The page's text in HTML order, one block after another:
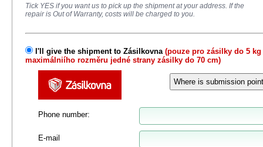
Tick ​​YES if you want us to pick up the shipment at your address. If the
repair is Out of Warranty, costs will be charged to you.
I'll give the shipment to Zásilkovna (pouze pro zásilky do 5 kg
maximálniího rozměru jedné strany zásilky do 70 cm)
Phone number:
E-mail